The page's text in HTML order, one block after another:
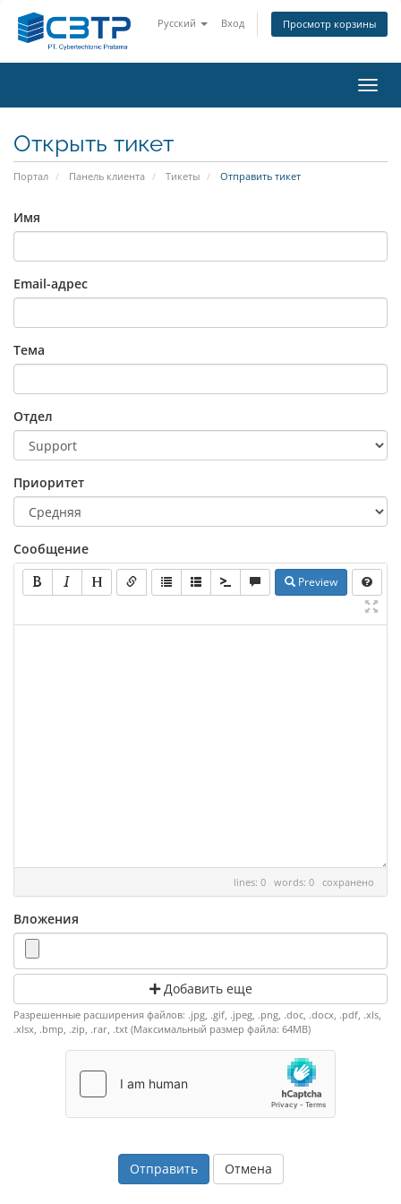
Русский Вход Просмотр корзины
Открыть тикет
Портал Панель клиента Тикеты Отправить тикет
Имя
Email-адрес
Тема
Отдел
Приоритет
Сообщение
Preview
lines: 0 words: 0 сохранено
Вложения
Добавить еще
Разрешенные расширения файлов: .jpg, .gif, .jpeg, .png, .doc, .docx, .pdf, .xls,
.xlsx, .bmp, .zip, .rar, .txt (Максимальный размер файла: 64MB)
Отмена